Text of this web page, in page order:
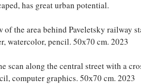
has great urban potential.
of the area behind Paveletsky railway
watercolor, pencil. 50х70 cm. 2023
scan along the central street with a
computer graphics. 50х70 cm. 2023